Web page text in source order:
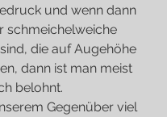
und wenn dann
schmeichelweiche
die auf Augehöhe
dann ist man meist
belohnt.
Gegenüber viel